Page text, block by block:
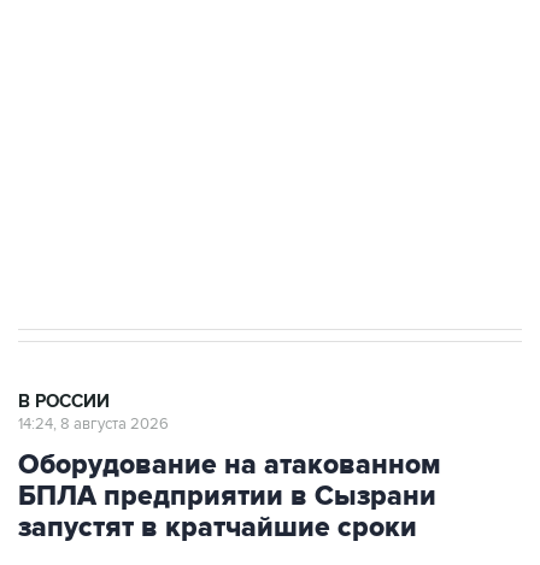
В РОССИИ
14:24, 8 августа 2026
Оборудование на атакованном
БПЛА предприятии в Сызрани
запустят в кратчайшие сроки